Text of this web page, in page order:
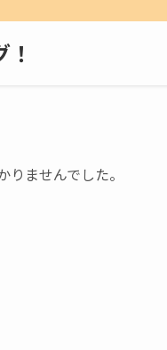
りませんでした。